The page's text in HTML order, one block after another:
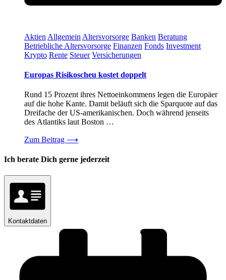
Aktien Allgemein Altersvorsorge Banken Beratung
Betriebliche Altersvorsorge Finanzen Fonds Investment
Krypto Rente Steuer Versicherungen
Europas Risikoscheu kostet doppelt
Rund 15 Prozent ihres Nettoeinkommens legen die Europäer
auf die hohe Kante. Damit beläuft sich die Sparquote auf das
Dreifache der US-amerikanischen. Doch während jenseits
des Atlantiks laut Boston …
Zum Beitrag ⟶
Ich berate Dich gerne jederzeit
Kontaktdaten